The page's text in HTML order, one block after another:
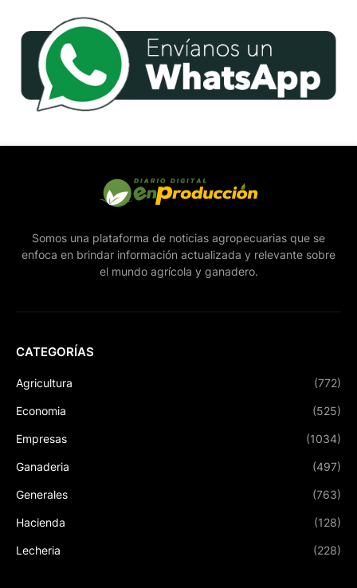
Somos una plataforma de noticias agropecuarias que se
enfoca en brindar información actualizada y relevante sobre
el mundo agrícola y ganadero.
CATEGORÍAS
Agricultura (772)
Economia (525)
Empresas (1034)
Ganaderia (497)
Generales (763)
Hacienda (128)
Lecheria (228)